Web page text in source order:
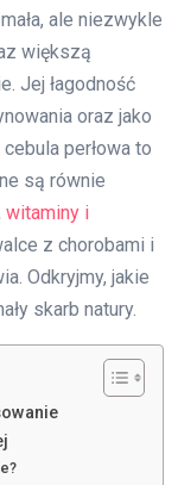
ale niezwykle
większą
Jej łagodność
oraz jako
perłowa to
są równie
witaminy i
z chorobami i
Odkryjmy, jakie
skarb natury.